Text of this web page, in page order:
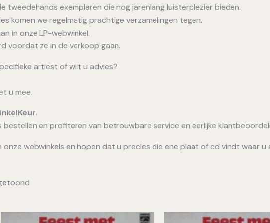
tweedehands exemplaren die nog jarenlang luisterplezier bieden.
komen we regelmatig prachtige verzamelingen tegen.
in onze LP-webwinkel.
voordat ze in de verkoop gaan.
artiest of wilt u advies?
u mee.
.
en profiteren van betrouwbare service en eerlijke
onze webwinkels en hopen dat u precies die ene plaat of cd vindt waar u